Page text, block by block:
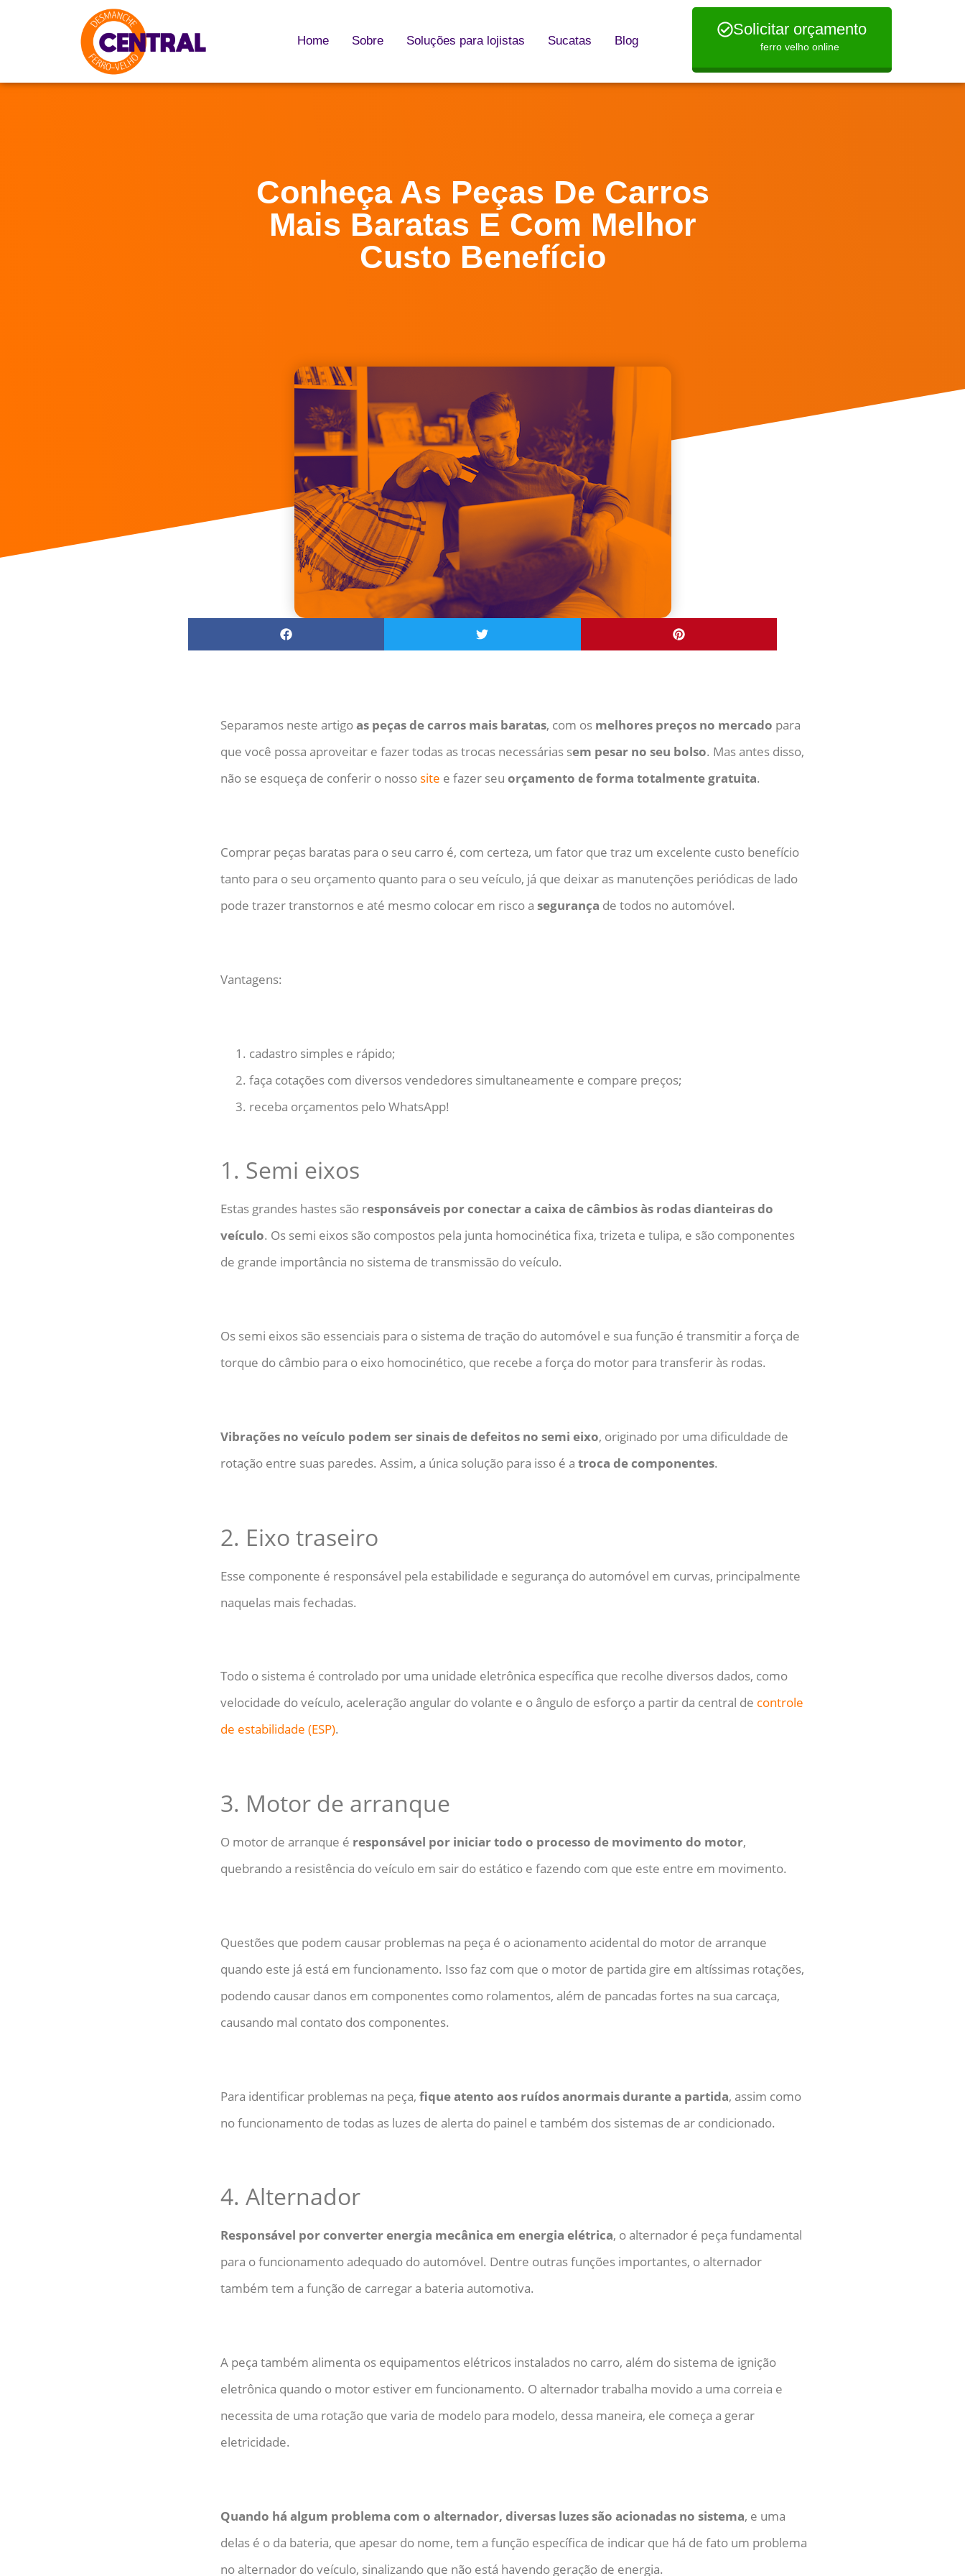
Home Sobre Soluções para lojistas Sucatas Blog
Solicitar orçamento
ferro velho online
Conheça As Peças De Carros
Mais Baratas E Com Melhor
Custo Benefício
Separamos neste artigoas peças de carros mais baratas, com os melhores preços no mercado para
que você possa aproveitar e fazer todas as trocas necessárias sem pesar no seu bolso. Mas antes disso,
não se esqueça de conferir o nosso site e fazer seu orçamento de forma totalmente gratuita.
Comprar peças baratas para o seu carro é, com certeza, um fator que traz um excelente custo benefício
tanto para o seu orçamento quanto para o seu veículo, já que deixar as manutenções periódicas de lado
pode trazer transtornos e até mesmo colocar em risco a segurança de todos no automóvel.
Vantagens:
cadastro simples e rápido;
faça cotações com diversos vendedores simultaneamente e compare preços;
receba orçamentos pelo WhatsApp!
1. Semi eixos
Estas grandes hastes são responsáveis por conectar a caixa de câmbios às rodas dianteiras do
veículo. Os semi eixos são compostos pela junta homocinética fixa, trizeta e tulipa, e são componentes
de grande importância no sistema de transmissão do veículo.
Os semi eixos são essenciais para o sistema de tração do automóvel e sua função é transmitir a força de
torque do câmbio para o eixo homocinético, que recebe a força do motor para transferir às rodas.
Vibrações no veículo podem ser sinais de defeitos no semi eixo, originado por uma dificuldade de
rotação entre suas paredes. Assim, a única solução para isso é a troca de componentes.
2. Eixo traseiro
Esse componente é responsável pela estabilidade e segurança do automóvel em curvas, principalmente
naquelas mais fechadas.
Todo o sistema é controlado por uma unidade eletrônica específica que recolhe diversos dados, como
velocidade do veículo, aceleração angular do volante e o ângulo de esforço a partir da central de controle
de estabilidade (ESP).
3. Motor de arranque
O motor de arranque é responsável por iniciar todo o processo de movimento do motor,
quebrando a resistência do veículo em sair do estático e fazendo com que este entre em movimento.
Questões que podem causar problemas na peça é o acionamento acidental do motor de arranque
quando este já está em funcionamento. Isso faz com que o motor de partida gire em altíssimas rotações,
podendo causar danos em componentes como rolamentos, além de pancadas fortes na sua carcaça,
causando mal contato dos componentes.
Para identificar problemas na peça, fique atento aos ruídos anormais durante a partida, assim como
no funcionamento de todas as luzes de alerta do painel e também dos sistemas de ar condicionado.
4. Alternador
Responsável por converter energia mecânica em energia elétrica, o alternador é peça fundamental
para o funcionamento adequado do automóvel. Dentre outras funções importantes, o alternador
também tem a função de carregar a bateria automotiva.
A peça também alimenta os equipamentos elétricos instalados no carro, além do sistema de ignição
eletrônica quando o motor estiver em funcionamento. O alternador trabalha movido a uma correia e
necessita de uma rotação que varia de modelo para modelo, dessa maneira, ele começa a gerar
eletricidade.
Quando há algum problema com o alternador, diversas luzes são acionadas no sistema, e uma
delas é o da bateria, que apesar do nome, tem a função específica de indicar que há de fato um problema
no alternador do veículo, sinalizando que não está havendo geração de energia.